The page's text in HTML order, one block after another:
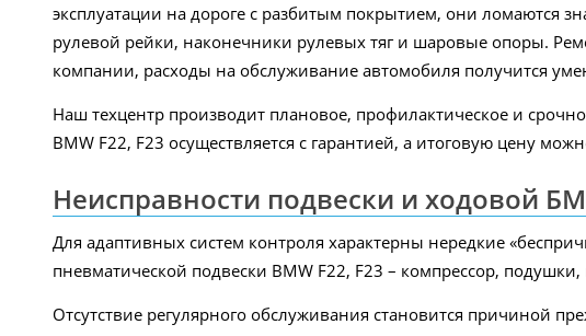
эксплуатации на дороге с разбитым покрытием, они ломаются
рулевой рейки, наконечники рулевых тяг и шаровые опоры.
компании, расходы на обслуживание автомобиля получится
Наш техцентр производит плановое, профилактическое и
BMW F22, F23 осуществляется с гарантией, а итоговую цену
Неисправности подвески и ходовой
Для адаптивных систем контроля характерны нередкие
пневматической подвески BMW F22, F23 – компрессор,
Отсутствие регулярного обслуживания становится причиной